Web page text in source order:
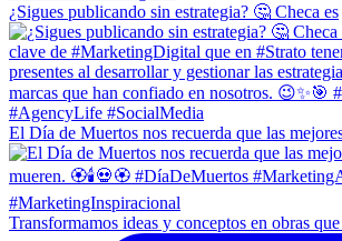
¿Sigues publicando sin estrategia? 🤔 Checa es
El Día de Muertos nos recuerda que las
Transformamos ideas y conceptos en obras